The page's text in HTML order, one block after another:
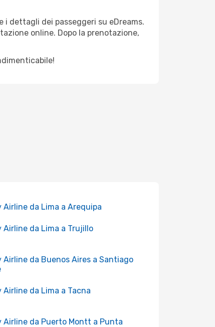
dettagli dei passeggeri su eDreams.
online. Dopo la prenotazione,
Airline da Lima a Arequipa
Airline da Lima a Trujillo
Airline da Buenos Aires a Santiago
Airline da Lima a Tacna
Airline da Puerto Montt a Punta